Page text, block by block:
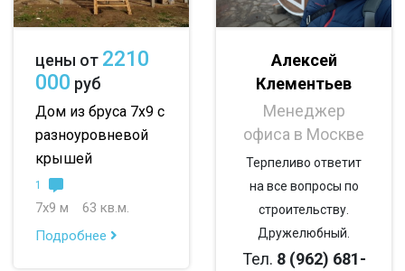
цены от 2210
000 руб
Дом из бруса 7х9 с
разноуровневой
крышей
1
7х9 м
63 кв.м.
Подробнее
Алексей
Клементьев
Менеджер
офиса в Москве
Терпеливо ответит
на все вопросы по
строительству.
Дружелюбный.
Тел. 8 (962) 681-